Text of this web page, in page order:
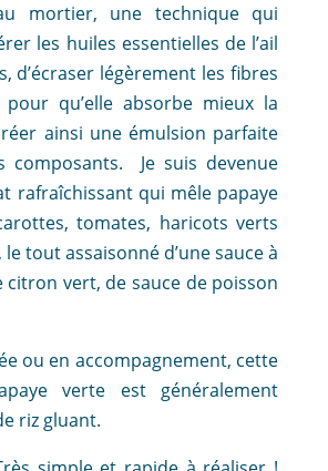
mortier, une technique qui
les huiles essentielles de l’ail
d’écraser légèrement les fibres
qu’elle absorbe mieux la
ainsi une émulsion parfaite
composants. Je suis devenue
rafraîchissant qui mêle papaye
tomates, haricots verts
tout assaisonné d’une sauce à
citron vert, de sauce de poisson
ou en accompagnement, cette
verte est généralement
riz gluant.